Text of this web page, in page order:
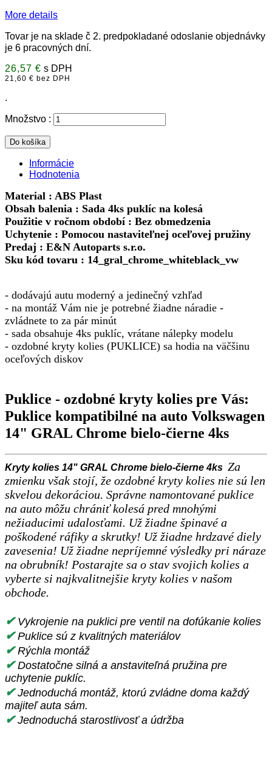
More details
Tovar je na sklade č 2. predpokladané odoslanie objednávky
je 6 pracovných dní.
26,57 € s DPH
21,60 € bez DPH
.
Množstvo :
Do košíka
Informácie
Hodnotenia
Material : ABS Plast
Obsah balenia : Sada 4ks puklíc na kolesá
Použitie v ročnom období : Bez obmedzenia
Uchytenie : Pomocou nastaviteľnej oceľovej pružiny
Predaj : E&N Autoparts s.r.o.
Sku kód tovaru : 14_gral_chrome_whiteblack_vw
- dodávajú autu moderný a jedinečný vzhľad
- na montáž Vám nie je potrebné žiadne náradie -
zvládnete to za pár minút
- sada obsahuje 4ks puklíc, vrátane nálepky modelu
- ozdobné kryty kolies (PUKLICE) sa hodia na väčšinu
oceľových diskov
Puklice - ozdobné kryty kolies pre Vás:
Puklice kompatibilné na auto Volkswagen
14" GRAL Chrome bielo-čierne 4ks
Kryty kolies 14" GRAL Chrome bielo-čierne 4ks Za
zmienku však stojí, že ozdobné kryty kolies nie sú len
skvelou dekoráciou. Správne namontované puklice
na auto môžu chrániť kolesá pred mnohými
nežiaducimi udalosťami. Už žiadne špinavé a
poškodené ráfiky a skrutky! Už žiadne hrdzavé diely
zavesenia! Už žiadne nepríjemné výsledky pri náraze
na obrubník! Postarajte sa o stav svojich kolies a
vyberte si najkvalitnejšie kryty kolies v našom
obchode.
✔ Vykrojenie na puklici pre ventil na dofúkanie kolies
✔ Puklice sú z kvalitných materiálov
✔ Rýchla montáž
✔ Dostatočne silná a anstaviteľná pružina pre
uchytenie puklíc.
✔ Jednoduchá montáž, ktorú zvládne doma každý
majiteľ auta sám.
✔ Jednoduchá starostlivosť a údržba